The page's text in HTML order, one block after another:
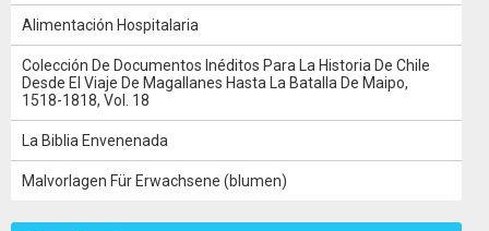
Alimentación Hospitalaria
Colección De Documentos Inéditos Para La Historia De Chile
Desde El Viaje De Magallanes Hasta La Batalla De Maipo,
1518-1818, Vol. 18
La Biblia Envenenada
Malvorlagen Für Erwachsene (blumen)